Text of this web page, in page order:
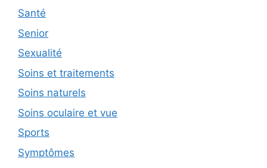
Santé
Senior
Sexualité
Soins et traitements
Soins naturels
Soins oculaire et vue
Sports
Symptômes